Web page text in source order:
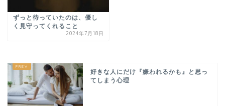
ずっと待っていたのは、優し
く見守ってくれること
2024年7月18日
好きな人にだけ『嫌われるかも』と思っ
てしまう心理